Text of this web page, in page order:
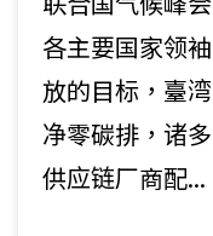
各主要国家领
放的目标，臺
净零碳排，诸
供应链厂商配...